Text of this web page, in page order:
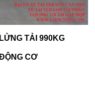
TẢI 990KG
CƠ